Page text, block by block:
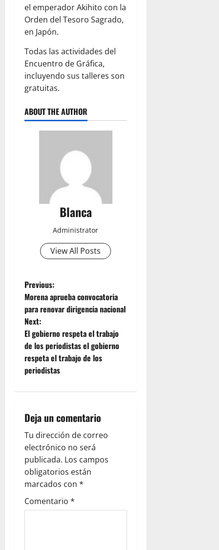
el emperador Akihito con la
Orden del Tesoro Sagrado,
en Japón.
Todas las actividades del
Encuentro de Gráfica,
incluyendo sus talleres son
gratuitas.
ABOUT THE AUTHOR
Blanca
Administrator
View All Posts
P
o
s
t
n
v
i
g
a
t
i
Previous:
Morena aprueba convocatoria
para renovar dirigencia nacional
Next:
El gobierno respeta el trabajo
de los periodistas el gobierno
respeta el trabajo de los
periodistas
Deja un comentario
Tu dirección de correo
electrónico no será
publicada. Los campos
obligatorios están
marcados con *
Comentario *